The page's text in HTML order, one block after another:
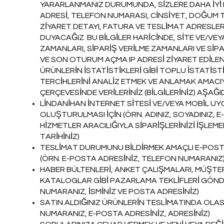
YARARLANMANIZ DURUMUNDA, SİZLERE DAHA
ADRESİ, TELEFON NUMARASI, CİNSİYET, DOĞUM
ZİYARET DETAYI, FATURA VE TESLİMAT
DUYACAĞIZ. BU BİLGİLER HARİCİNDE, SİTE VE/
ZAMANLARI, SİPARİŞ VERİLME ZAMANLARI VE
VE SON OTURUM AÇMA IP ADRESİ ZİYARET
ÜRÜNLERİN İSTATİSTİKLERİ GİBİ TOPLU
TERCİHLERİNİ ANALİZ ETMEK VE ANLAMAK
ÇERÇEVESİNDE VERİLERİNİZ (BİLGİLERİNİZ)
LİNDANİHAN İNTERNET SİTESİ VE/VEYA MOBİL
OLUŞTURULMASI İÇİN (ÖRN. ADINIZ, SOYADINIZ,
HİZMETLER ARACILIĞIYLA SİPARİŞLERİNİZİ
TARİHİNİZ)
TESLİMAT DURUMUNU BİLDİRMEK AMAÇLI E-
(ÖRN. E-POSTA ADRESİNİZ, TELEFON
HABER BÜLTENLERİ, ANKET ÇALIŞMALARI,
KATALOGLAR GİBİ PAZARLAMA TEKLİFLERİ
NUMARANIZ, İSMİNİZ VE POSTA ADRESİNİZ)
SATIN ALDIĞINIZ ÜRÜNLERİN TESLİMATINDA
NUMARANIZ, E-POSTA ADRESİNİZ, ADRESİNİZ)